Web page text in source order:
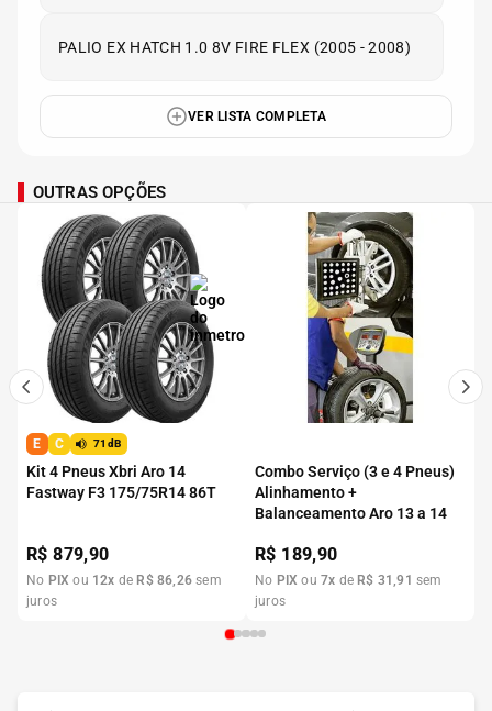
PALIO EX HATCH 1.0 8V FIRE FLEX (2005 - 2008)
VER LISTA COMPLETA
OUTRAS OPÇÕES
E C 71dB
Kit 4 Pneus Xbri Aro 14
Fastway F3 175/75R14 86T
R$879,90
No PIX ou 12x de R$ 86,26 sem
juros
Combo Serviço (3 e 4 Pneus)
Alinhamento +
Balanceamento Aro 13 a 14
R$ 189,90
No PIX ou7x de R$ 31 ,91 sem
juros